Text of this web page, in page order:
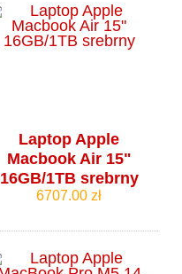
Laptop Apple
Macbook Air 15"
16GB/1TB srebrny
6707.00 zł